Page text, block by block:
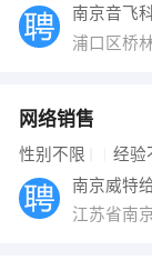
南京音飞
浦口区桥
网络销售
性别不限 经验
南京威特
江苏省南